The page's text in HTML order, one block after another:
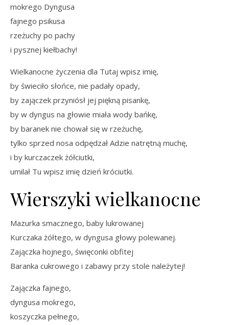
mokrego Dyngusa
fajnego psikusa
rzeżuchy po pachy
i pysznej kiełbachy!
Wielkanocne życzenia dla Tutaj wpisz imię,
by świeciło słońce, nie padały opady,
by zajączek przyniósł jej piękną pisankę,
by w dyngus na głowie miała wody bańkę,
by baranek nie chował się w rzeżuchę,
tylko sprzed nosa odpędzał Adzie natrętną muchę,
i by kurczaczek żółciutki,
umilał Tu wpisz imię dzień króciutki.
Wierszyki wielkanocne
Mazurka smacznego, baby lukrowanej
Kurczaka żółtego, w dyngusa głowy polewanej.
Zajączka hojnego, święconki obfitej
Baranka cukrowego i zabawy przy stole należytej!
Zajączka fajnego,
dyngusa mokrego,
koszyczka pełnego,